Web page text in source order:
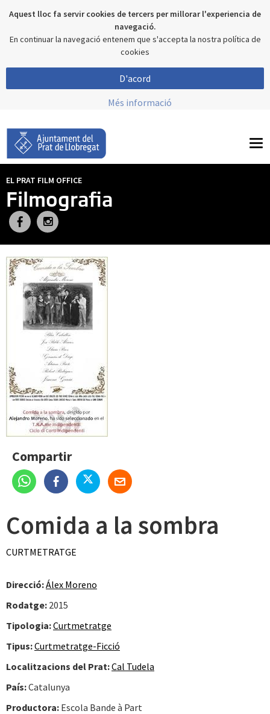
Aquest lloc fa servir cookies de tercers per millorar l'experiencia de
navegació.
En continuar la navegació entenem que s'accepta la nostra política de
cookies
D'acord
Més informació
EL PRAT FILM OFFICE
Filmografia
Compartir
Comida a la sombra
CURTMETRATGE
Direcció:Álex Moreno
Rodatge: 2015
Tipologia:Curtmetratge
Tipus:Curtmetratge-Ficció
Localitzacions del Prat:Cal Tudela
País:Catalunya
Productora: Escola Bande à Part